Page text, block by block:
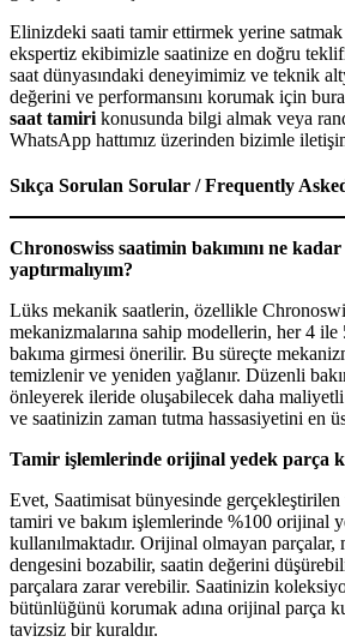
Elinizdeki saati tamir ettirmek yerine
ekspertiz ekibimizle saatinize en doğru
saat dünyasındaki deneyimimiz ve teknik
değerini ve performansını korumak için
saat tamiri konusunda bilgi almak veya
WhatsApp hattımız üzerinden bizimle
Sıkça Sorulan Sorular / Frequently
Chronoswiss saatimin bakımını ne kadar
yaptırmalıyım?
Lüks mekanik saatlerin, özellikle
mekanizmalarına sahip modellerin, her 4 ile
bakıma girmesi önerilir. Bu süreçte
temizlenir ve yeniden yağlanır. Düzenli
önleyerek ileride oluşabilecek daha maliyetli
ve saatinizin zaman tutma hassasiyetini en
Tamir işlemlerinde orijinal yedek parça
Evet, Saatimisat bünyesinde
tamiri ve bakım işlemlerinde %100 orijinal
kullanılmaktadır. Orijinal olmayan parçalar,
dengesini bozabilir, saatin değerini
parçalara zarar verebilir. Saatinizin
bütünlüğünü korumak adına orijinal parça
tavizsiz bir kuraldır.